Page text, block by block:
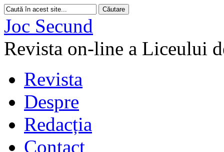
Joc Secund
Revista on-line a Liceului
Revista
Despre
Redacția
Contact